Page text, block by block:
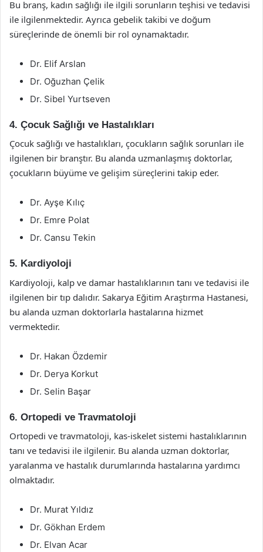
Bu branş, kadın sağlığı ile ilgili sorunların teşhisi ve tedavisi
ile ilgilenmektedir. Ayrıca gebelik takibi ve doğum
süreçlerinde de önemli bir rol oynamaktadır.
Dr. Elif Arslan
Dr. Oğuzhan Çelik
Dr. Sibel Yurtseven
4. Çocuk Sağlığı ve Hastalıkları
Çocuk sağlığı ve hastalıkları, çocukların sağlık sorunları ile
ilgilenen bir branştır. Bu alanda uzmanlaşmış doktorlar,
çocukların büyüme ve gelişim süreçlerini takip eder.
Dr. Ayşe Kılıç
Dr. Emre Polat
Dr. Cansu Tekin
5. Kardiyoloji
Kardiyoloji, kalp ve damar hastalıklarının tanı ve tedavisi ile
ilgilenen bir tıp dalıdır. Sakarya Eğitim Araştırma Hastanesi,
bu alanda uzman doktorlarla hastalarına hizmet
vermektedir.
Dr. Hakan Özdemir
Dr. Derya Korkut
Dr. Selin Başar
6. Ortopedi ve Travmatoloji
Ortopedi ve travmatoloji, kas-iskelet sistemi hastalıklarının
tanı ve tedavisi ile ilgilenir. Bu alanda uzman doktorlar,
yaralanma ve hastalık durumlarında hastalarına yardımcı
olmaktadır.
Dr. Murat Yıldız
Dr. Gökhan Erdem
Dr. Elvan Acar